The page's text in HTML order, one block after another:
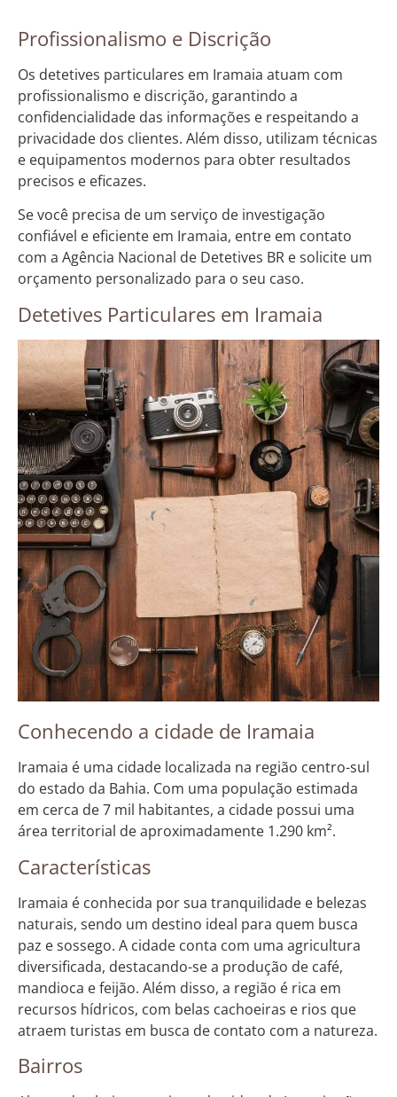
Profissionalismo e Discrição
Os detetives particulares em Iramaia atuam com
profissionalismo e discrição, garantindo a
confidencialidade das informações e respeitando a
privacidade dos clientes. Além disso, utilizam técnicas
e equipamentos modernos para obter resultados
precisos e eficazes.
Se você precisa de um serviço de investigação
confiável e eficiente em Iramaia, entre em contato
com a Agência Nacional de Detetives BR e solicite um
orçamento personalizado para o seu caso.
Detetives Particulares em Iramaia
Conhecendo a cidade de Iramaia
Iramaia é uma cidade localizada na região centro-sul
do estado da Bahia. Com uma população estimada
em cerca de 7 mil habitantes, a cidade possui uma
área territorial de aproximadamente 1.290 km².
Características
Iramaia é conhecida por sua tranquilidade e belezas
naturais, sendo um destino ideal para quem busca
paz e sossego. A cidade conta com uma agricultura
diversificada, destacando-se a produção de café,
mandioca e feijão. Além disso, a região é rica em
recursos hídricos, com belas cachoeiras e rios que
atraem turistas em busca de contato com a natureza.
Bairros